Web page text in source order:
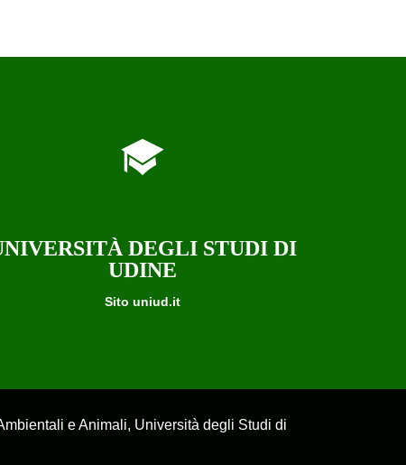
DEGLI STUDI DI
UDINE
Sito uniud.it
e Animali, Università degli Studi di